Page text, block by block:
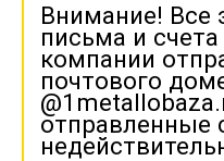
Внимание! Все
письма и
компании
почтового
отправленные